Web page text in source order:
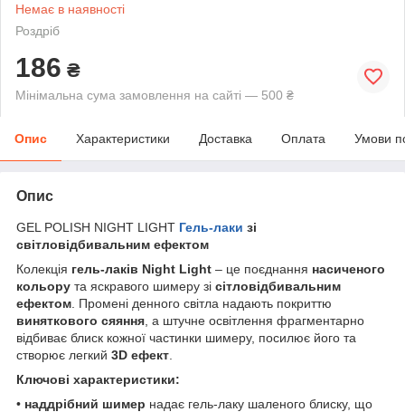
Немає в наявності
Роздріб
186 ₴
Мінімальна сума замовлення на сайті — 500 ₴
Опис Характеристики Доставка Оплата Умови
Опис
GEL POLISH NIGHT LIGHT Гель-лаки зі
світловідбивальним ефектом
Колекція гель-лаків Night Light – це поєднання насиченого
кольору та яскравого шимеру зі сітловідбивальним
ефектом . Промені денного світла надають покриттю
виняткового сяяння , а штучне освітлення фрагментарно
відбиває блиск кожної частинки шимеру, посилює його та
створює легкий 3D ефект
Ключові характеристики:
• наддрібний шимер надає гель-лаку шаленого блиску, що